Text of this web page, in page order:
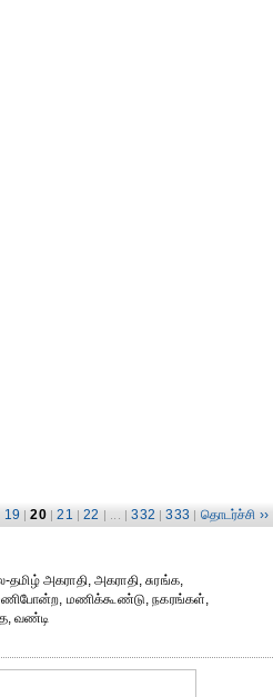
19 | 20 | 21 | 22 | ... | 332 | 333 | தொடர்ச்சி ››
அகராதி, அகராதி, சுரங்க,
மணிபோன்ற, மணிக்கூண்டு, நகரங்கள்,
வண்டி